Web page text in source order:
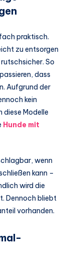
praktisch.
zu entsorgen
So
dass
Aufgrund der
kein
diese Modelle
Hunde mit
wenn
kann –
wird die
Dennoch bliebt
vorhanden.